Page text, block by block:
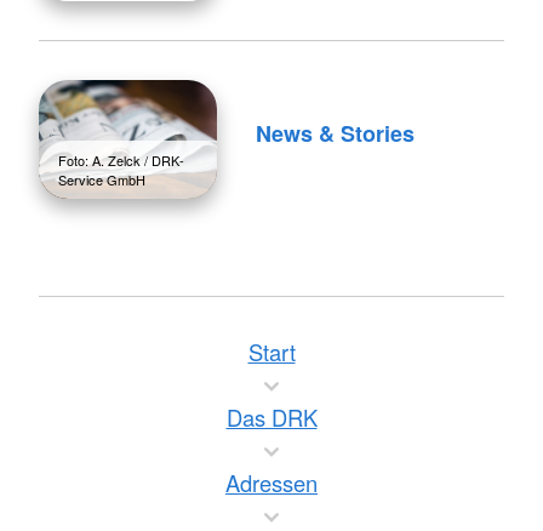
Foto: A. Zelck / DRK-
Service GmbH
News & Stories
Start
Das DRK
Adressen